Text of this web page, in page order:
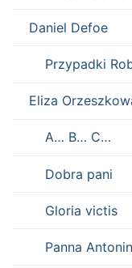
Daniel Defoe
Przypadki
Eliza
A… B… C…
Dobra pani
Gloria victis
Panna